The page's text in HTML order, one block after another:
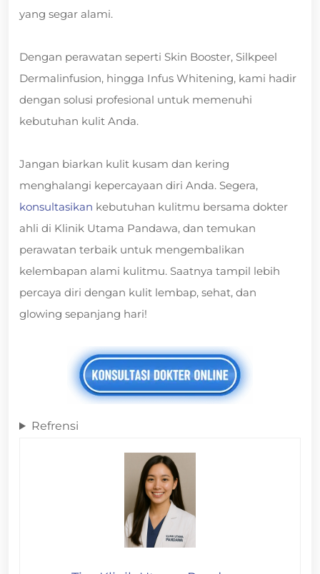
yang segar alami.
Dengan perawatan seperti Skin Booster, Silkpeel
Dermalinfusion, hingga Infus Whitening, kami hadir
dengan solusi profesional untuk memenuhi
kebutuhan kulit Anda.
Jangan biarkan kulit kusam dan kering
menghalangi kepercayaan diri Anda. Segera,
konsultasikan kebutuhan kulitmu bersama dokter
ahli di Klinik Utama Pandawa, dan temukan
perawatan terbaik untuk mengembalikan
kelembapan alami kulitmu. Saatnya tampil lebih
percaya diri dengan kulit lembap, sehat, dan
glowing sepanjang hari!
Refrensi